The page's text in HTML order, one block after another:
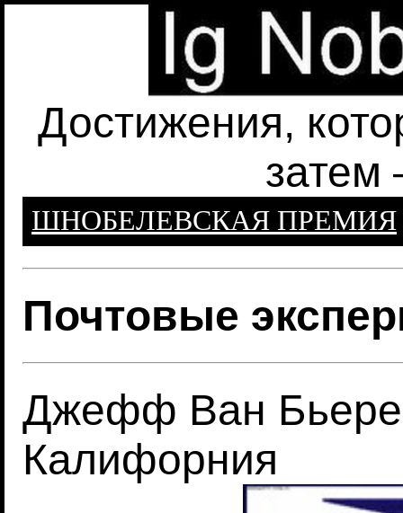
Достижения,
затем
ШНОБЕЛЕВСКАЯ ПРЕМИЯ
Почтовые
Джефф Ван
Калифорния